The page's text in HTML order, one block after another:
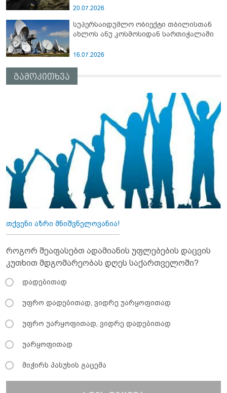
20.07.2026
სუპერსაიდუმლო ობიექტი თბილისთან
ახლოს ანუ კოსმოსიდან სართიჭალაში
16.07.2026
გამოკითხვა
თქვენი აზრი მნიშვნელოვანია!
როგორ შეაფასებთ ადამიანის უფლებების დაცვის
კუთხით მდგომარეობას დღეს საქართველოში?
დადებითად
უფრო დადებითად, ვიდრე უარყოფითად
უფრო უარყოფითად, ვიდრე დადებითად
უარყოფითად
მიჭირს პასუხის გაცემა